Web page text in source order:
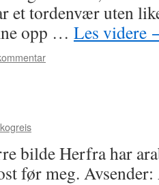
et tordenvær uten
opp … Les videre
bilde Herfra har
før meg.